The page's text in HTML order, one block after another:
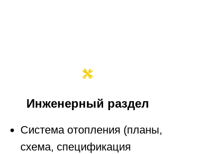
Инженерный раздел
Система отопления (планы,
схема, спецификация